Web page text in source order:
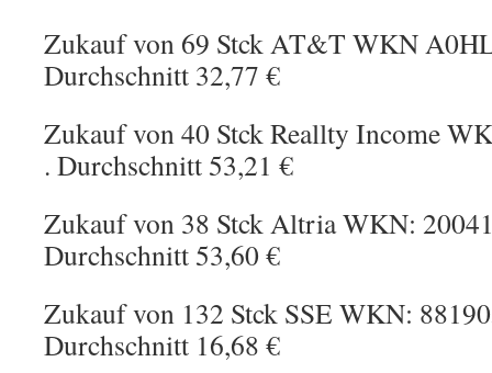
Zukauf von 69 Stck AT&T WKN
Durchschnitt 32,77 €
Zukauf von 40 Stck Reallty Income
. Durchschnitt 53,21 €
Zukauf von 38 Stck Altria WKN:
Durchschnitt 53,60 €
Zukauf von 132 Stck SSE WKN:
Durchschnitt 16,68 €